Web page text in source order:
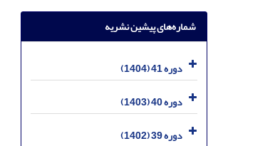
شماره‌های پیشین نشریه
دوره 41 (1404)
دوره 40 (1403)
دوره 39 (1402)